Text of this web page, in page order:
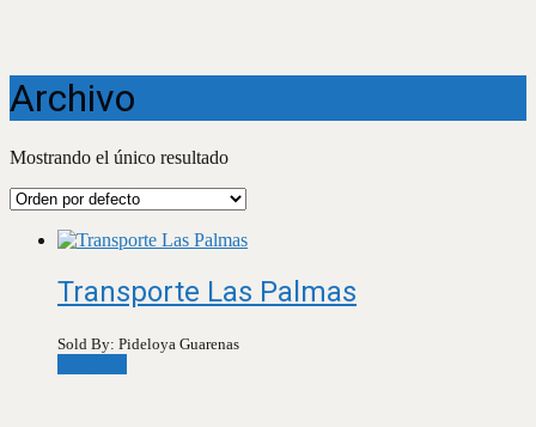
Archivo
Mostrando el único resultado
Transporte Las Palmas
Sold By: Pideloya Guarenas